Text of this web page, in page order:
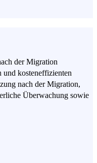
der Migration
und kosteneffizienten
nach der Migration,
Überwachung sowie